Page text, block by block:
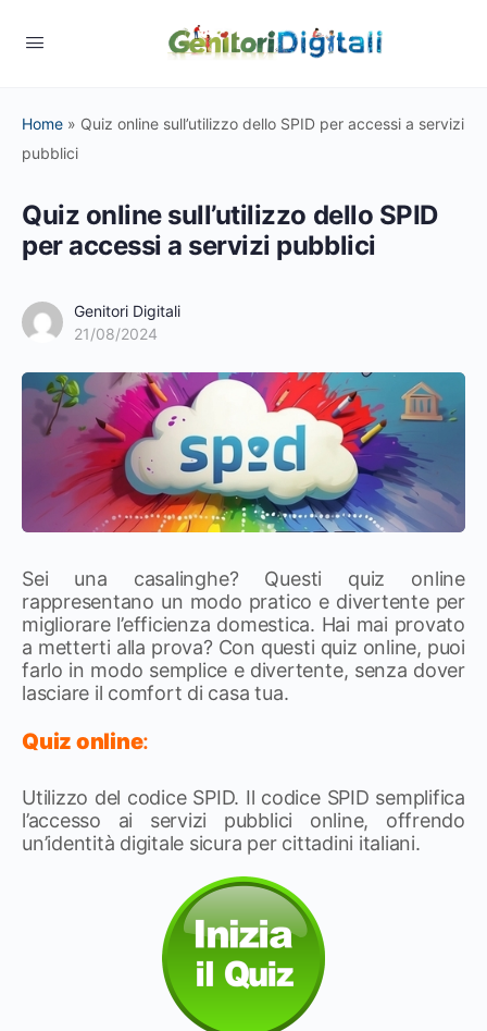
Home » Quiz online sull’utilizzo dello SPID per accessi a servizi
pubblici
Quiz online sull’utilizzo dello SPID
per accessi a servizi pubblici
Genitori Digitali
21/08/2024
Sei una casalinghe? Questi quiz online
rappresentano un modo pratico e divertente per
migliorare l’efficienza domestica. Hai mai provato
a metterti alla prova? Con questi quiz online, puoi
farlo in modo semplice e divertente, senza dover
lasciare il comfort di casa tua.
Quiz online:
Utilizzo del codice SPID. Il codice SPID semplifica
l’accesso ai servizi pubblici online, offrendo
un’identità digitale sicura per cittadini italiani.